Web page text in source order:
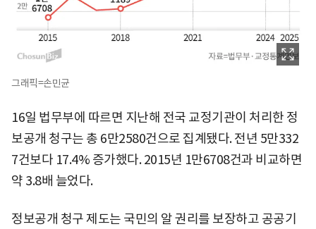
그래픽=손민균
16일 법무부에 따르면 지난해 전국 교정기관이 처리한 정
보공개 청구는 총 6만2580건으로 집계됐다. 전년 5만332
7건보다 17.4% 증가했다. 2015년 1만6708건과 비교하면
약 3.8배 늘었다.
정보공개 청구 제도는 국민의 알 권리를 보장하고 공공기